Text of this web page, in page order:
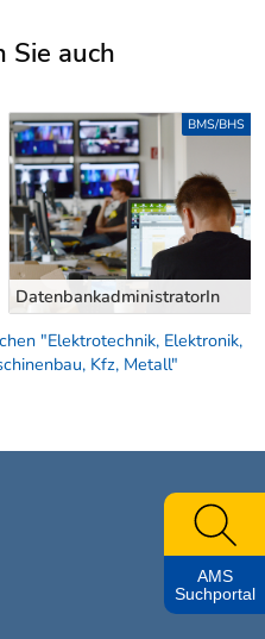
Sie auch
DatenbankadministratorIn
BMS/BHS
"Elektrotechnik, Elektronik,
Kfz, Metall"
AMS
Suchportal